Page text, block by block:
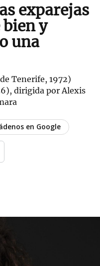
exparejas
y
una
Tenerife, 1972)
dirigida por Alexis
en Google